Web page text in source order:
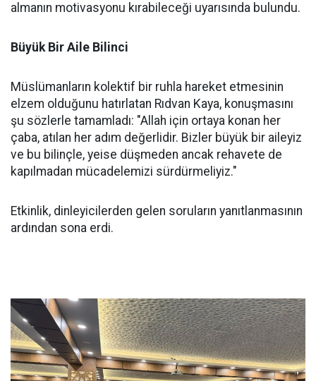
almanın motivasyonu kırabileceği uyarısında bulundu.
Büyük Bir Aile Bilinci
Müslümanların kolektif bir ruhla hareket etmesinin
elzem olduğunu hatırlatan Rıdvan Kaya, konuşmasını
şu sözlerle tamamladı: "Allah için ortaya konan her
çaba, atılan her adım değerlidir. Bizler büyük bir aileyiz
ve bu bilinçle, yeise düşmeden ancak rehavete de
kapılmadan mücadelemizi sürdürmeliyiz."
Etkinlik, dinleyicilerden gelen soruların yanıtlanmasının
ardından sona erdi.